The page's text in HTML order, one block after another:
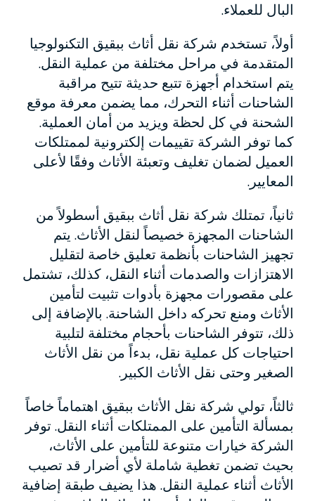
البال للعملاء.
أولاً، تستخدم شركة نقل أثاث ببقيق التكنولوجيا
المتقدمة في مراحل مختلفة من عملية النقل.
يتم استخدام أجهزة تتبع حديثة تتيح مراقبة
الشاحنات أثناء التحرك، مما يضمن معرفة موقع
الشحنة في كل لحظة ويزيد من أمان العملية.
كما توفر الشركة تقييمات إلكترونية لممتلكات
العميل لضمان تغليف وتعبئة الأثاث وفقًا لأعلى
المعايير.
ثانياً، تمتلك شركة نقل أثاث ببقيق أسطولاً من
الشاحنات المجهزة خصيصاً لنقل الأثاث. يتم
تجهيز الشاحنات بأنظمة تعليق خاصة لتقليل
الاهتزازات والصدمات أثناء النقل، كذلك، تشتمل
على مقصورات مجهزة بأدوات تثبيت لتأمين
الأثاث ومنع تحركه داخل الشاحنة. بالإضافة إلى
ذلك، تتوفر الشاحنات بأحجام مختلفة لتلبية
احتياجات كل عملية نقل، بدءاً من نقل الأثاث
الصغير وحتى نقل الأثاث الكبير.
ثالثاً، تولي شركة نقل الأثاث ببقيق اهتماماً خاصاً
بمسألة التأمين على الممتلكات أثناء النقل. توفر
الشركة خيارات متنوعة للتأمين على الأثاث،
بحيث تضمن تغطية شاملة لأي أضرار قد تصيب
الأثاث أثناء عملية النقل. هذا يضيف طبقة إضافية